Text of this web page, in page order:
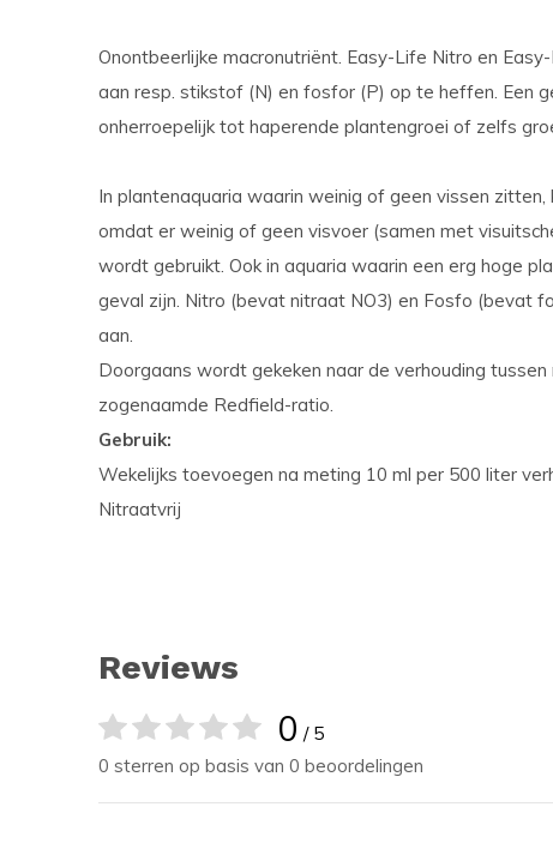
Onontbeerlijke macronutriënt. Easy-Life Nitro en
aan resp. stikstof (N) en fosfor (P) op te heffen. Een
onherroepelijk tot haperende plantengroei of zelfs
In plantenaquaria waarin weinig of geen vissen
omdat er weinig of geen visvoer (samen met
wordt gebruikt. Ook in aquaria waarin een erg hoge
geval zijn. Nitro (bevat nitraat NO3) en Fosfo (bevat
aan.
Doorgaans wordt gekeken naar de verhouding
zogenaamde Redfield-ratio.
Gebruik:
Wekelijks toevoegen na meting 10 ml per 500 liter
Nitraatvrij
Reviews
0 / 5
0 sterren op basis van 0 beoordelingen